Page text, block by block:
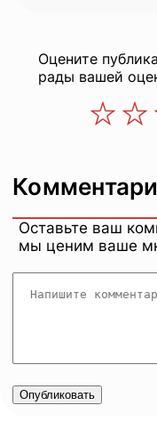
Оцените
рады вашей
Оставьте ваш
мы ценим ваше
Опубликовать